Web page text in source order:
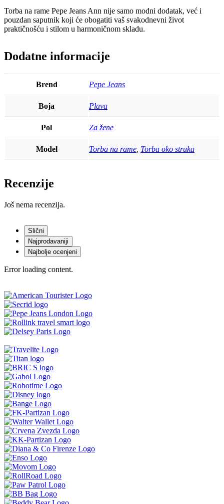
Torba na rame Pepe Jeans Ann nije samo modni dodatak, već i
pouzdan saputnik koji će obogatiti vaš svakodnevni život
praktičnošću i stilom u harmoničnom skladu.
Dodatne informacije
Brend Pepe Jeans
Boja Plava
Pol Za žene
Model Torba na rame Torba oko struka
Recenzije
Još nema recenzija.
Slični
Najprodavaniji
Najbolje ocenjeni
Error loading content.